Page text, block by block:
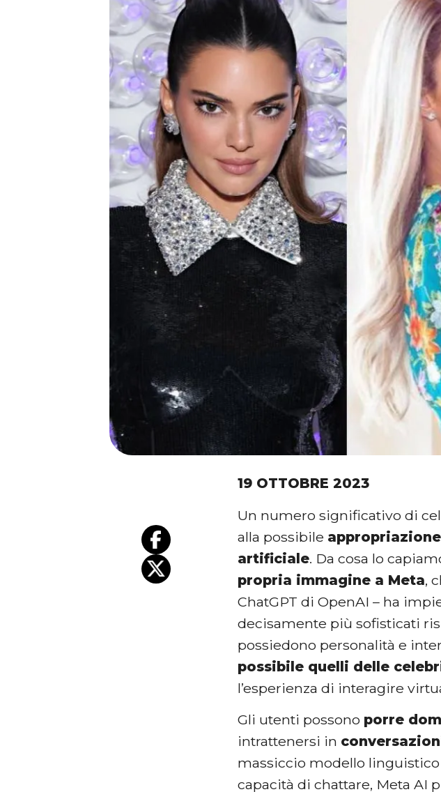
19 OTTOBRE 2023
Un numero significativo di
alla possibile
artificiale. Da cosa lo
propria immagine a Meta,
ChatGPT di OpenAI – ha
decisamente più sofisticati
possiedono personalità e
possibile quelli delle
l’esperienza di interagire
Gli utenti possono porre
intrattenersi in
massiccio modello linguistico
capacità di chattare, Meta AI